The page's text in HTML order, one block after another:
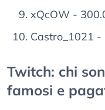
xQcOW -
Castro_1021
Twitch: chi
famosi e